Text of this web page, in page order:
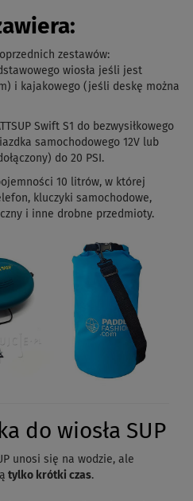
zestawów:
wiosła jeśli jest
i kajakowego (jeśli deskę można
Swift S1 do bezwysiłkowego
samochodowego 12V lub
do 20 PSI.
10 litrów, w której
kluczyki samochodowe,
i inne drobne przedmioty.
do wiosła SUP
unosi się na wodzie, ale
tylko krótki czas.